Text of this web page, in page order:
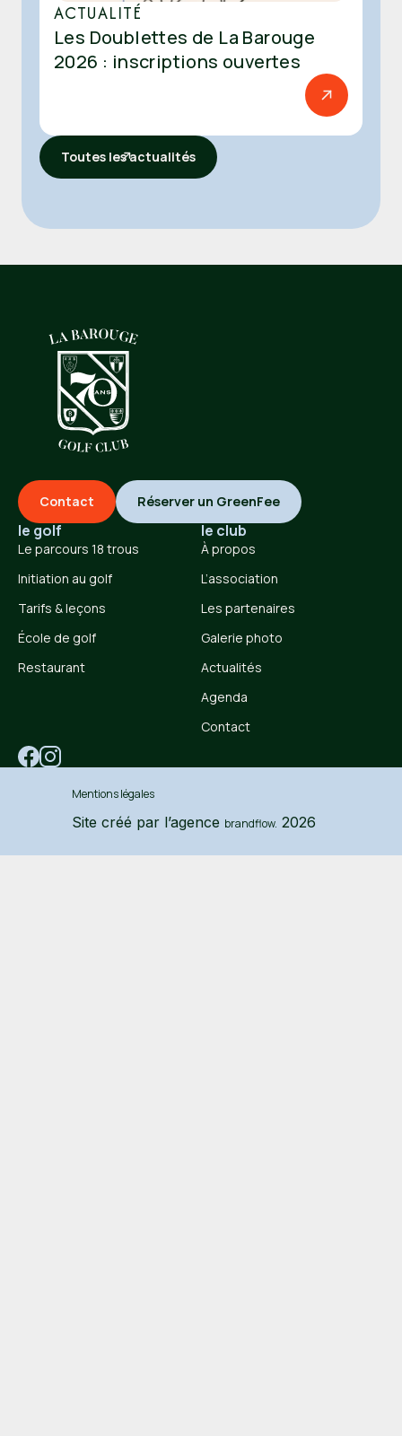
ACTUALITÉ
Les Doublettes de La Barouge
2026 : inscriptions ouvertes
Toutes les actualités
Contact Réserver un GreenFee
le golf
Le parcours 18 trous
Initiation au golf
Tarifs & leçons
École de golf
Restaurant
le club
À propos
L’association
Les partenaires
Galerie photo
Actualités
Agenda
Contact
Mentions légales
Site créé par l’agence brandflow. 2026